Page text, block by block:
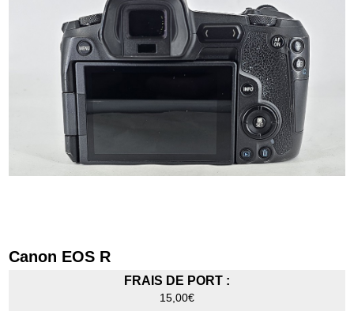
Canon EOS R
FRAIS DE PORT :
15,00€